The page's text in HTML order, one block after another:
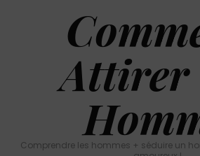
Attirer
Comprendre les hommes + séduire un